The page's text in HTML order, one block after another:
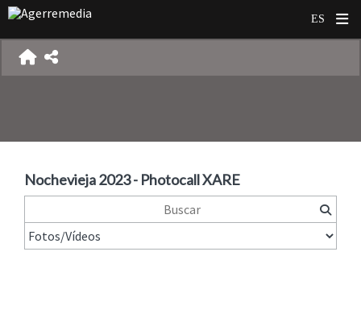
Nochevieja 2023 - Photocall XARE